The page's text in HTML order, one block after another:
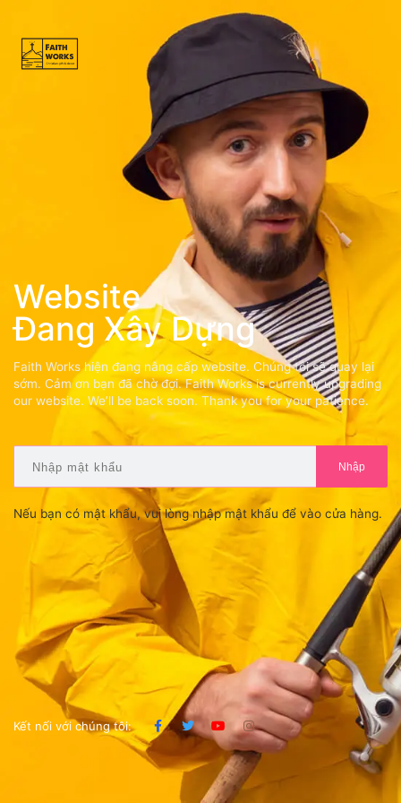
Website
Đang Xây Dựng
Faith Works hiện đang nâng cấp website. Chúng tôi sẽ quay lại
sớm. Cảm ơn bạn đã chờ đợi. Faith Works is currently upgrading
our website. We’ll be back soon. Thank you for your patience.
Nhập
Nếu bạn có mật khẩu, vui lòng nhập mật khẩu để vào cửa hàng.
Kết nối với chúng tôi: